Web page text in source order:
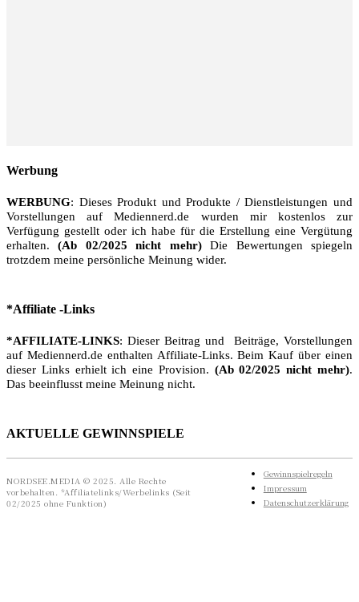
Werbung
WERBUNG: Dieses Produkt und Produkte / Dienstleistungen und
Vorstellungen auf Mediennerd.de wurden mir kostenlos zur
Verfügung gestellt oder ich habe für die Erstellung eine Vergütung
erhalten.(Ab 02/2025 nicht mehr)Die Bewertungen spiegeln
trotzdem meine persönliche Meinung wider.
*Affiliate -Links
*AFFILIATE-LINKS: Dieser Beitrag und Beiträge, Vorstellungen
auf Mediennerd.de enthalten Affiliate-Links. Beim Kauf über einen
dieser Links erhielt ich eine Provision. (Ab 02/2025 nicht mehr).
Das beeinflusst meine Meinung nicht.
AKTUELLE GEWINNSPIELE
NORDSEE.MEDIA © 2025. Alle Rechte
vorbehalten. *Affiliatelinks/Werbelinks (Seit
02/2025 ohne Funktion)
Gewinnspielregeln
Impressum
Datenschutzerklärung